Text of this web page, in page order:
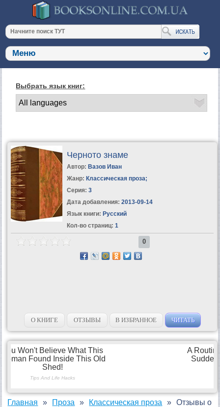
Выбрать язык книг:
Черното знаме
Автор: Вазов Иван
Жанр: Классическая проза;
Серия: 3
Дата добавления: 2013-09-14
Язык книги: Русский
Кол-во страниц: 1
0
О КНИГЕ ОТЗЫВЫ В ИЗБРАННОЕ ЧИТАТЬ
Главная Проза Классическая проза
Отзывы о